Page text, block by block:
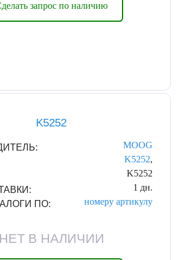
запрос по наличию
K5252
MOOG
K5252,
K5252
1 дн.
ПО:
номеру артикулу
НЕТ В НАЛИЧИИ